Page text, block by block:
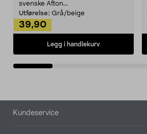
svenske Afton...
Utførelse: Grå/beige
39,90
Legg i handlekurv
Bunntekst
Kundeservice